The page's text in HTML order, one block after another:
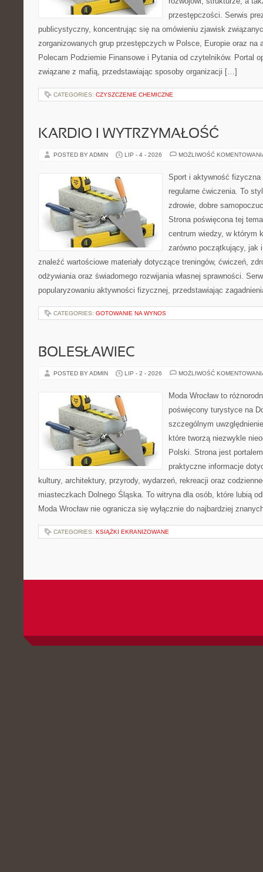
przestępczości. Serwis
publicystyczny, koncentrując się na omówieniu zjawisk
zorganizowanych grup przestępczych w Polsce, Europie oraz na
Polecam Podziemie Finansowe i Pytania od czytelników. Portal
związane z mafią, przedstawiając sposoby organizacji […]
CATEGORIES: CZYSZCZENIE CHEMICZNE
KARDIO I WYTRZYMAŁOŚĆ
POSTED BY ADMIN LIP - 4 - 2026 MOŻLIWOŚĆ
Sport i aktywność
regularne ćwiczenia. To
zdrowie, dobre
Strona poświęcona tej
centrum wiedzy, w którym
zarówno początkujący, jak
znaleźć wartościowe materiały dotyczące treningów, ćwiczeń,
odżywiania oraz świadomego rozwijania własnej sprawności.
popularyzowaniu aktywności fizycznej, przedstawiając
CATEGORIES: GOTOWANIE NA WYNOS
BOLESŁAWIEC
POSTED BY ADMIN LIP - 2 - 2026 MOŻLIWOŚĆ
Moda Wrocław to
poświęcony turystyce na
szczególnym
które tworzą niezwykle
Polski. Strona jest
praktyczne informacje
kultury, architektury, przyrody, wydarzeń, rekreacji oraz
miasteczkach Dolnego Śląska. To witryna dla osób, które lubią
Moda Wrocław nie ogranicza się wyłącznie do najbardziej
CATEGORIES: KSIĄŻKI EKRANIZOWANE